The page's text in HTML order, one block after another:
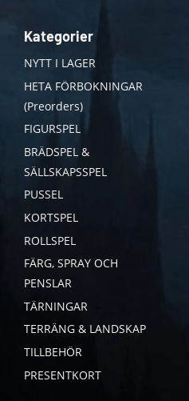
Kategorier
NYTT I LAGER
HETA FÖRBOKNINGAR
(Preorders)
FIGURSPEL
BRÄDSPEL &
SÄLLSKAPSSPEL
PUSSEL
KORTSPEL
ROLLSPEL
FÄRG, SPRAY OCH
PENSLAR
TÄRNINGAR
TERRÄNG & LANDSKAP
TILLBEHÖR
PRESENTKORT